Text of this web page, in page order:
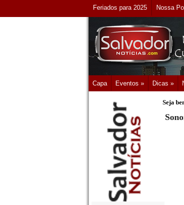
Feriados para 2025 Nossa
Capa Eventos » Dicas »
Seja